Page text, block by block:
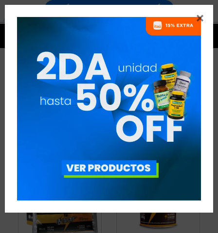

CARBOHIDRATOS CON
ELECTROLITOS
CARBOHIDRATOS CON ELECTROLITOS
RECOMENDADOS